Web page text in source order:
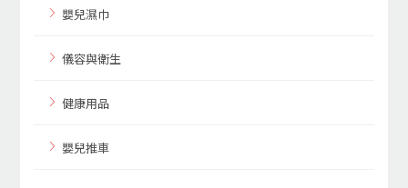
嬰兒濕巾
儀容與衛生
健康用品
嬰兒推車